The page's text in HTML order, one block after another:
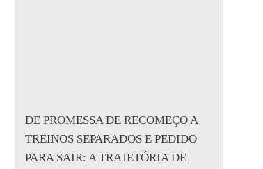
DE PROMESSA DE RECOMEÇO A
TREINOS SEPARADOS E PEDIDO
PARA SAIR: A TRAJETÓRIA DE